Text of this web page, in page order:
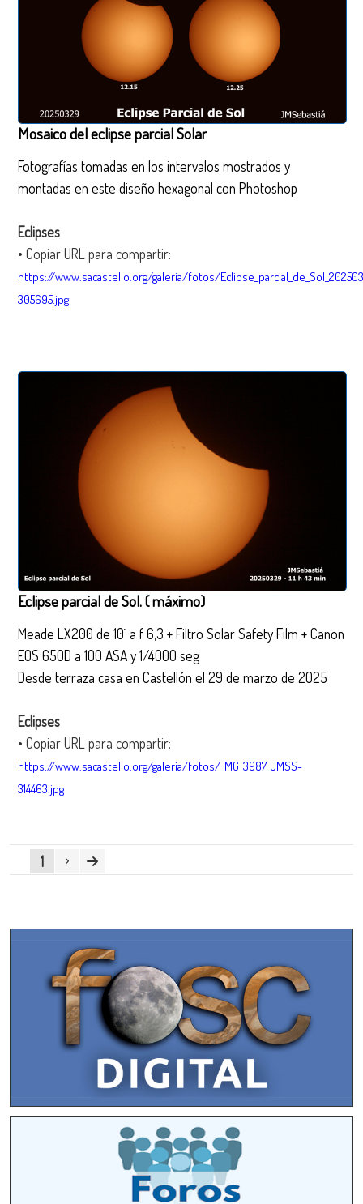
Mosaico del eclipse parcial Solar
Fotografías tomadas en los intervalos mostrados y
montadas en este diseño hexagonal con Photoshop
Eclipses
• Copiar URL para compartir:
https://www.sacastello.org/galeria/fotos/
305695.jpg
Eclipse parcial de Sol. ( máximo)
Meade LX200 de 10` a f 6,3 + Filtro Solar Safety Film + Canon
EOS 650D a 100 ASA y 1/4000 seg
Desde terraza casa en Castellón el 29 de marzo de 2025
Eclipses
• Copiar URL para compartir:
https://www.sacastello.org/galeria/fotos/_MG_3987_JMSS-
314463.jpg
1